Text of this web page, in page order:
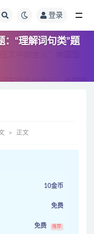
登录
“理解词句类”题
正文
10金币
免费
免费 推荐